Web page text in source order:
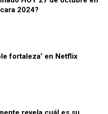
2024?
fortaleza’ en Netflix